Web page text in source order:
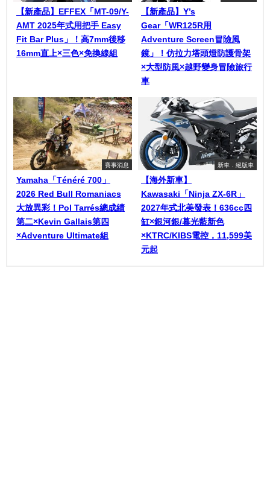
【新產品】EFFEX「MT-09/Y-
AMT 2025年式用把手 Easy
Fit Bar Plus」！高7mm後移
16mm直上×三色×免換線組
【新產品】Y’s
Gear「WR125R用
Adventure Screen冒險風
鏡」！仿拉力塔頭燈防護骨架
×大型防風×越野變身冒險旅行
車
賽事消息
Yamaha「Ténéré 700」
2026 Red Bull Romaniacs
大放異彩！Pol Tarrés總成績
第二×Kevin Gallais第四
×Adventure Ultimate組
新車．絕版車
【海外新車】
Kawasaki「Ninja ZX-6R」
2027年式北美發表！636cc四
缸×銀河銀/暮光藍新色
×KTRC/KIBS電控，11,599美
元起